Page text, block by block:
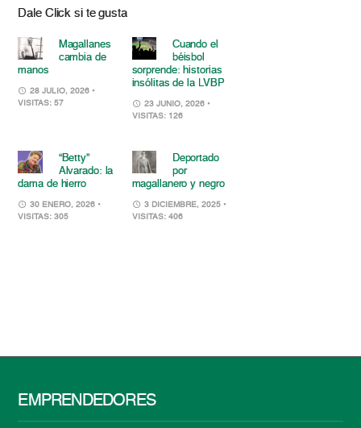
Dale Click si te gusta
Magallanes
cambia de
manos
28 JULIO, 2026 •
VISITAS: 57
Cuando el
béisbol
sorprende: historias
insólitas de la LVBP
23 JUNIO, 2026 •
VISITAS: 126
“Betty”
Alvarado: la
dama de hierro
30 ENERO, 2026 •
VISITAS: 305
Deportado
por
magallanero y negro
3 DICIEMBRE, 2025 •
VISITAS: 406
EMPRENDEDORES